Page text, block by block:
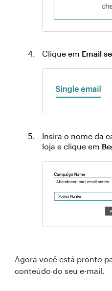
Clique em Email
Insira o nome da
loja e clique em
Agora você está pronto
conteúdo do seu e-mail.